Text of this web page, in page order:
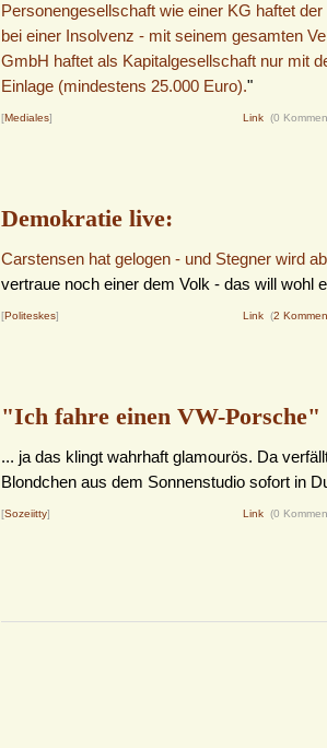
Personengesellschaft wie einer KG haftet
bei einer Insolvenz - mit seinem gesamten
GmbH haftet als Kapitalgesellschaft nur mit
Einlage (mindestens 25.000 Euro)."
[Mediales] Link (0
Demokratie live:
Carstensen hat gelogen - und Stegner wird
vertraue noch einer dem Volk - das will wohl
[Politeskes] Link (2
"Ich fahre einen VW-Porsche"
... ja das klingt wahrhaft glamourös. Da
Blondchen aus dem Sonnenstudio sofort in
[Sozeiitty] Link (0